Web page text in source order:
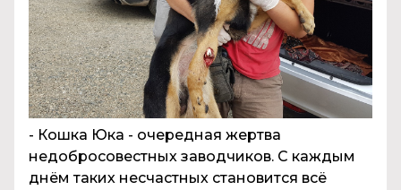
- Кошка Юка - очередная жертва
недобросовестных заводчиков. С каждым
днём таких несчастных становится всё